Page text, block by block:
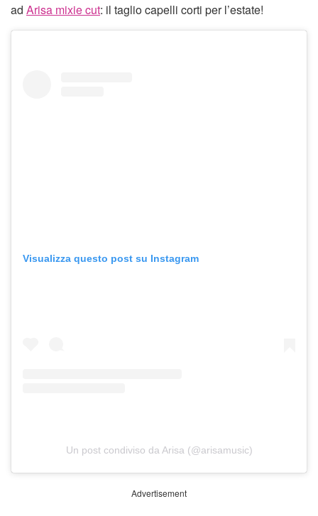
ad Arisa mixie cut: il taglio capelli corti per l’estate!
Visualizza questo post su Instagram
Un post condiviso da Arisa (@arisamusic)
Advertisement